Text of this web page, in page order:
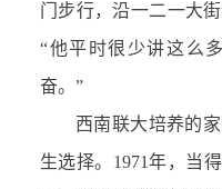
门步行，沿一二一大
“他平时很少讲这么
奋。”
西南联大培养的
生选择。1971年，当